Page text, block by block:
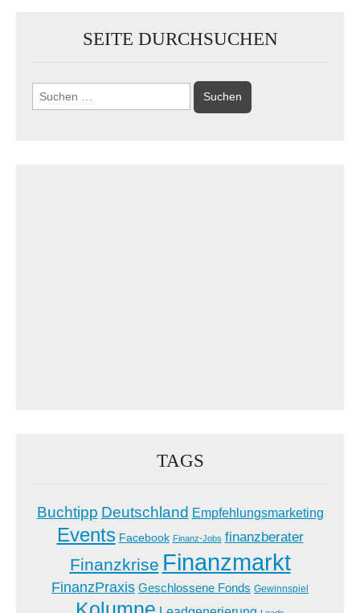
SEITE DURCHSUCHEN
Suchen
nach:
TAGS
Buchtipp Deutschland Empfehlungsmarketing
Events Facebook Finanz-Jobs finanzberater
Finanzkrise Finanzmarkt
FinanzPraxis Geschlossene Fonds Gewinnspiel